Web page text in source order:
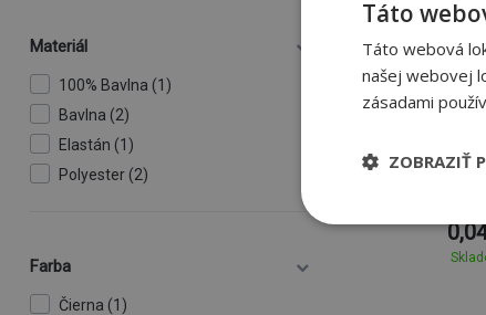
Materiál
100% Bavlna (1)
Bavlna (2)
Elastán (1)
Polyester (2)
Farba
Čierna (1)
Táto
Táto webová
našej webovej
zásadami
ZOBRAZIŤ